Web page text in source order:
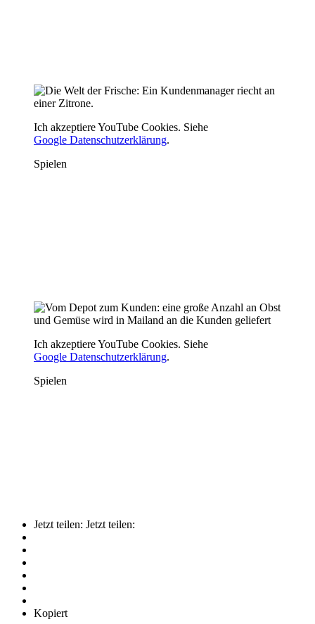
Ich akzeptiere YouTube Cookies. Siehe
Google Datenschutzerklärung.
Spielen
Ich akzeptiere YouTube Cookies. Siehe
Google Datenschutzerklärung.
Spielen
Jetzt teilen: Jetzt teilen:
Kopiert